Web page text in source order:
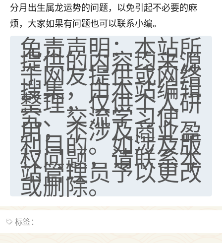
分月出生属龙运势的问题，以免引起不必要的麻
烦，大家如果有问题也可以联系小编。
免责声明：本站所
提供的内容均来源
于网友提供或网络
搜集，由本站编辑
整理，仅供个人研
究、交流学习使
用，不涉及商业盈
利目的。如涉及版
权问题，请联系本
站管理员予以更改
或删除。
标签：